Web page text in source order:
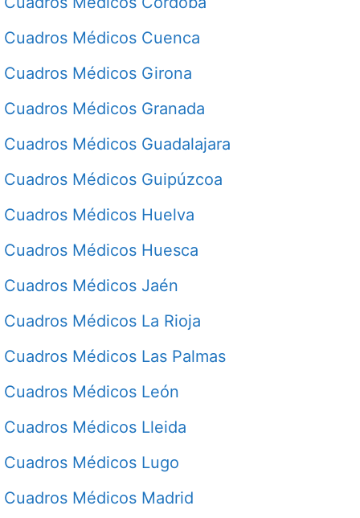
Cuadros Médicos Cuenca
Cuadros Médicos Girona
Cuadros Médicos Granada
Cuadros Médicos Guadalajara
Cuadros Médicos Guipúzcoa
Cuadros Médicos Huelva
Cuadros Médicos Huesca
Cuadros Médicos Jaén
Cuadros Médicos La Rioja
Cuadros Médicos Las Palmas
Cuadros Médicos León
Cuadros Médicos Lleida
Cuadros Médicos Lugo
Cuadros Médicos Madrid